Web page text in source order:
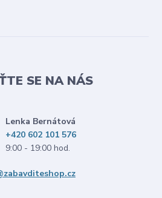
SE NA NÁS
Lenka Bernátová
+420 602 101 576
9:00 - 19:00 hod.